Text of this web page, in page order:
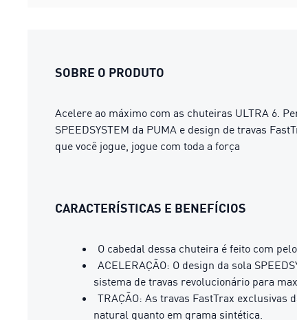
SOBRE O PRODUTO
Acelere ao máximo com as chuteiras ULTRA 6.
SPEEDSYSTEM da PUMA e design de travas
que você jogue, jogue com toda a força
CARACTERÍSTICAS E BENEFÍCIOS
O cabedal dessa chuteira é feito com
ACELERAÇÃO: O design da sola
sistema de travas revolucionário para
TRAÇÃO: As travas FastTrax
natural quanto em grama sintética.